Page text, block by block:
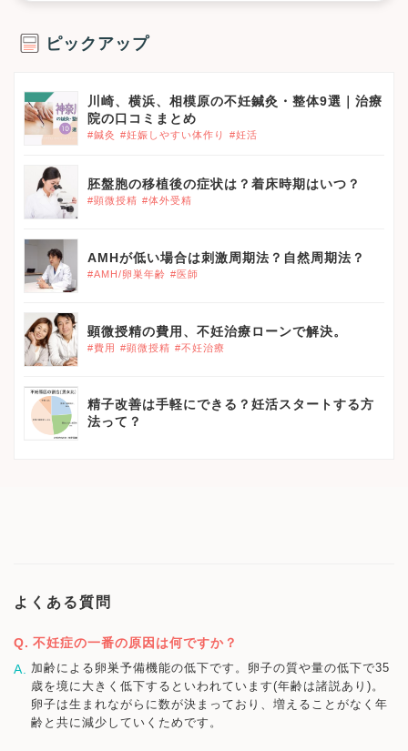
ピックアップ
川崎、横浜、相模原の不妊鍼灸・整体9選｜治療
院の口コミまとめ
#鍼灸 #妊娠しやすい体作り #妊活
胚盤胞の移植後の症状は？着床時期はいつ？
#顕微授精 #体外受精
AMHが低い場合は刺激周期法？自然周期法？
#AMH/卵巣年齢 #医師
顕微授精の費用、不妊治療ローンで解決。
#費用 #顕微授精 #不妊治療
精子改善は手軽にできる？妊活スタートする方
法って？
よくある質問
不妊症の一番の原因は何ですか？
加齢による卵巣予備機能の低下です。卵子の質や量の低下で35
歳を境に大きく低下するといわれています(年齢は諸説あり)。
卵子は生まれながらに数が決まっており、増えることがなく年
齢と共に減少していくためです。